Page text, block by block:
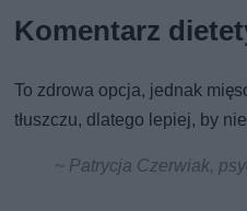
Komentarz
To zdrowa opcja, jednak
tłuszczu, dlatego lepiej, by
~ Patrycja Czerwiak,